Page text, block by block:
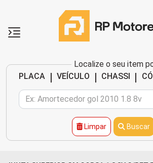
Localize o seu item
PLACA
| VEÍCULO | CHASSI |
Limpar Buscar